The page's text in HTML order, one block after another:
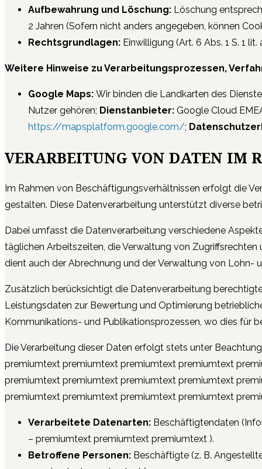
Aufbewahrung und Löschung: Löschung
2 Jahren (Sofern nicht anders angegeben, können
Rechtsgrundlagen: Einwilligung (Art. 6 Abs. 1 S. 1
Weitere Hinweise zu Verarbeitungsprozessen,
Google Maps: Wir binden die Landkarten des
Nutzer gehören; Dienstanbieter: Google Cloud
https://mapsplatform.google.com/;
VERARBEITUNG VON DATEN IM
Im Rahmen von Beschäftigungsverhältnissen erfolgt die
gestalten. Diese Datenverarbeitung unterstützt diverse
Dabei umfasst die Datenverarbeitung verschiedene
täglichen Arbeitszeiten, die Verwaltung von
dient auch der Abrechnung und der Verwaltung von Lohn-
Zusätzlich berücksichtigt die Datenverarbeitung
Leistungsdaten zur Bewertung und Optimierung
Kommunikations- und Publikationsprozessen, wo dies für
Die Verarbeitung dieser Daten erfolgt stets unter
premiumtext premiumtext premiumtext premiumtext
premiumtext premiumtext premiumtext premiumtext
premiumtext premiumtext premiumtext premiumtext
Verarbeitete Datenarten: Beschäftigtendaten
– premiumtext premiumtext premiumtext ).
Betroffene Personen: Beschäftigte (z. B.